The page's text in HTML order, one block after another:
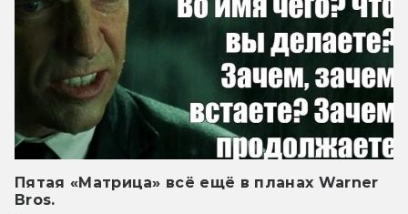
Пятая «Матрица» всё ещё в планах Warner
Bros.